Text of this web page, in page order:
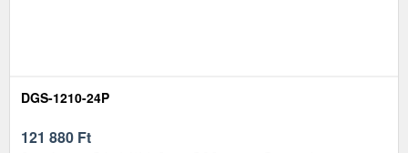
DGS-1210-24P
121 880 Ft